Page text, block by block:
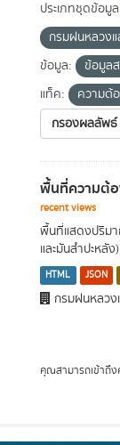
ประเภทชุดข้อมู
กรมฝนหลวงแ
ข้อมูล:
ข้อมูล
แท็ค:
ความต้
กรองผลลัพธ์
พื้นที่ความต้
recent views
พื้นที่แสดงปริม
และมันสำปะหลั
HTML JSON
กรมฝนหลวง
คุณสามารถเข้าถึ